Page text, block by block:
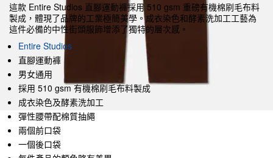
這款 Entire Studios 直腳運動褲採用 510 gsm 重磅有機棉刷毛布料
製成，體現了品牌的工業極簡美學。成衣染色和酵素洗加工工藝為
這件必備的中性街頭服飾增添了獨特的層次感。
Entire Studios
直腳運動褲
男女通用
採用 510 gsm 有機棉刷毛布料製成
成衣染色及酵素洗加工
彈性腰帶配棉質抽繩
兩個前口袋
一個後口袋